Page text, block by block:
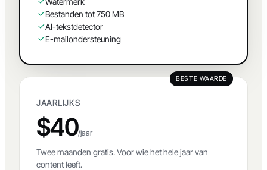
Batch (tot 15 bestanden)
Watermerk
Bestanden tot 750 MB
JAARLIJKS
$40/jaar